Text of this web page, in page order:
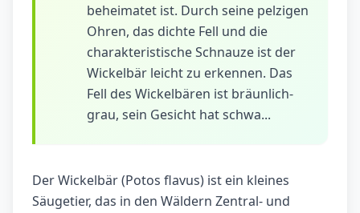
beheimatet ist. Durch seine pelzigen
Ohren, das dichte Fell und die
charakteristische Schnauze ist der
Wickelbär leicht zu erkennen. Das
Fell des Wickelbären ist bräunlich-
grau, sein Gesicht hat schwa...
Der Wickelbär (Potos flavus) ist ein kleines
Säugetier, das in den Wäldern Zentral- und